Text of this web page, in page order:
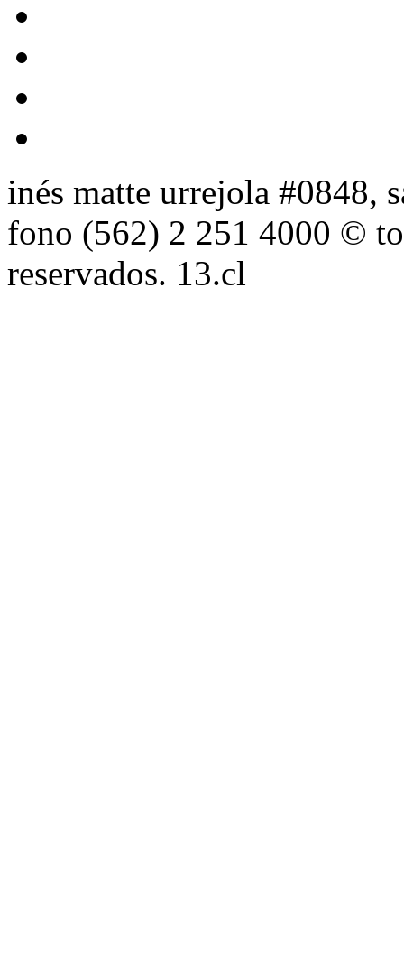
inés matte urrejola #0848,
fono (562) 2 251 4000 ©
reservados. 13.cl